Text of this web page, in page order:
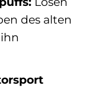
des alten